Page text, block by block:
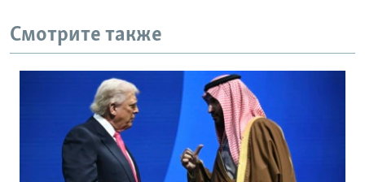
Смотрите также